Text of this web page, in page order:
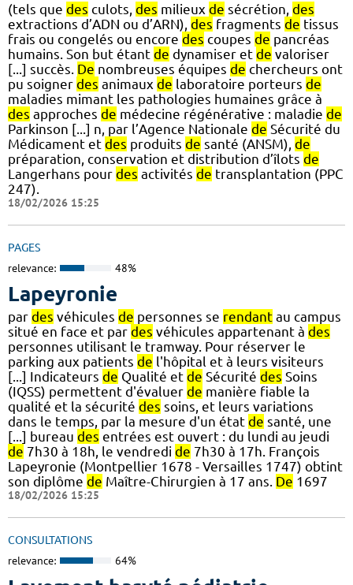
(tels que des culots, des milieux de sécrétion, des
extractions d’ADN ou d’ARN), des fragments de tissus
frais ou congelés ou encore des coupes de pancréas
humains. Son but étant de dynamiser et de valoriser
[...] succès. De nombreuses équipes de chercheurs ont
pu soigner des animaux de laboratoire porteurs de
maladies mimant les pathologies humaines grâce à
des approches de médecine régénérative : maladie de
Parkinson [...] n, par l’Agence Nationale de Sécurité du
Médicament et des produits de santé (ANSM), de
préparation, conservation et distribution d’îlots de
Langerhans pour des activités de transplantation (PPC
247).
18/02/2026 15:25
PAGES
relevance: 48%
Lapeyronie
par des véhicules de personnes se rendant au campus
situé en face et par des véhicules appartenant à des
personnes utilisant le tramway. Pour réserver le
parking aux patients de l'hôpital et à leurs visiteurs
[...] Indicateurs de Qualité et de Sécurité des Soins
(IQSS) permettent d'évaluer de manière fiable la
qualité et la sécurité des soins, et leurs variations
dans le temps, par la mesure d'un état de santé, une
[...] bureau des entrées est ouvert : du lundi au jeudi
de 7h30 à 18h, le vendredi de 7h30 à 17h. François
Lapeyronie (Montpellier 1678 - Versailles 1747) obtint
son diplôme de Maître-Chirurgien à 17 ans. De 1697
18/02/2026 15:25
CONSULTATIONS
relevance: 64%